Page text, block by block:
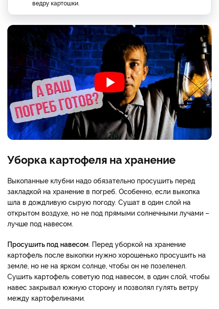
ведру картошки.
Уборка картофеля на хранение
Выкопанные клубни надо обязательно просушить перед
закладкой на хранение в погреб. Особенно, если выкопка
шла в дождливую сырую погоду. Сушат в один слой на
открытом воздухе, но не под прямыми солнечными лучами –
лучше под навесом.
Просушить под навесом. Перед уборкой на хранение
картофель после выкопки нужно хорошенько просушить на
земле, но не на ярком солнце, чтобы он не позеленел.
Сушить картофель советую под навесом, в один слой, чтобы
навес закрывал южную сторону и позволял гулять ветру
между картофелинами.